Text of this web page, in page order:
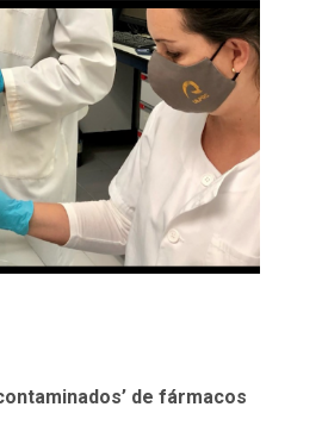
de fármacos